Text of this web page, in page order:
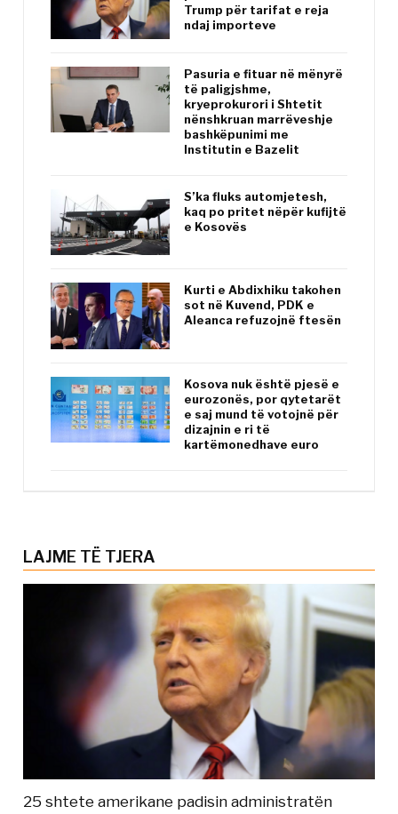
Trump për tarifat e reja
ndaj importeve
Pasuria e fituar në mënyrë
të paligjshme,
kryeprokurori i Shtetit
nënshkruan marrëveshje
bashkëpunimi me
Institutin e Bazelit
S’ka fluks automjetesh,
kaq po pritet nëpër kufijtë
e Kosovës
Kurti e Abdixhiku takohen
sot në Kuvend, PDK e
Aleanca refuzojnë ftesën
Kosova nuk është pjesë e
eurozonës, por qytetarët
e saj mund të votojnë për
dizajnin e ri të
kartëmonedhave euro
LAJME TË TJERA
25 shtete amerikane padisin administratën